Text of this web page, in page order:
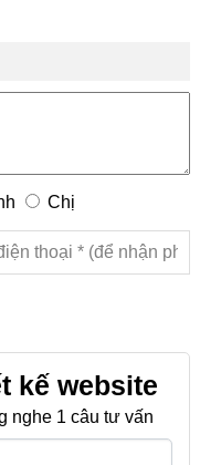
Chị
kế website
nghe 1 câu tư vấn